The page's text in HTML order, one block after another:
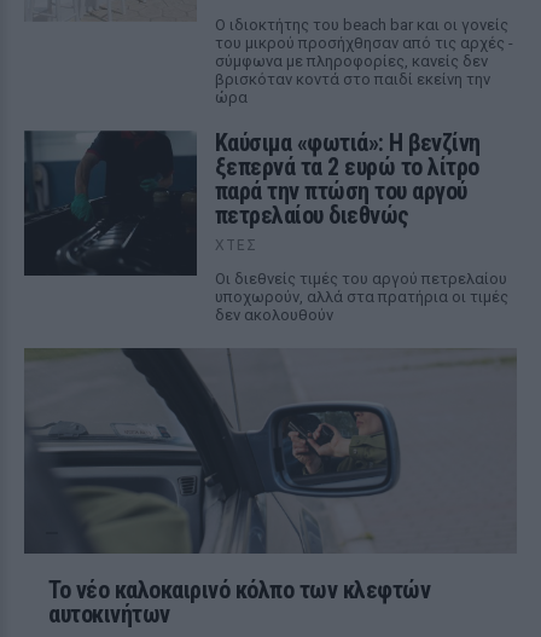
Ο ιδιοκτήτης του beach bar και οι γονείς
του μικρού προσήχθησαν από τις αρχές -
σύμφωνα με πληροφορίες, κανείς δεν
βρισκόταν κοντά στο παιδί εκείνη την
ώρα
Καύσιμα «φωτιά»: Η βενζίνη
ξεπερνά τα 2 ευρώ το λίτρο
παρά την πτώση του αργού
πετρελαίου διεθνώς
ΧΤΕΣ
Οι διεθνείς τιμές του αργού πετρελαίου
υποχωρούν, αλλά στα πρατήρια οι τιμές
δεν ακολουθούν
Το νέο καλοκαιρινό κόλπο των κλεφτών
αυτοκινήτων